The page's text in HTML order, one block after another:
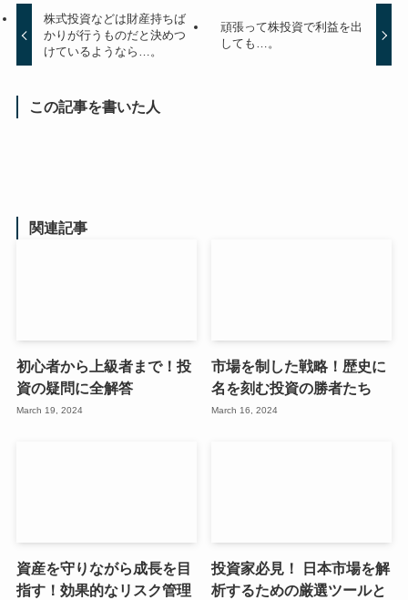
株式投資などは財産持ちば
かりが行うものだと決めつ
けているようなら…。
頑張って株投資で利益を出
しても…。
この記事を書いた人
関連記事
初心者から上級者まで！投
資の疑問に全解答
March 19, 2024
市場を制した戦略！歴史に
名を刻む投資の勝者たち
March 16, 2024
資産を守りながら成長を目
指す！効果的なリスク管理
投資家必見！ 日本市場を解
析するための厳選ツールと